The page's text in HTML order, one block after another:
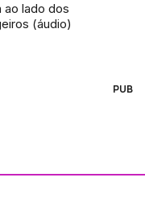
ao lado dos
(áudio)
PUB